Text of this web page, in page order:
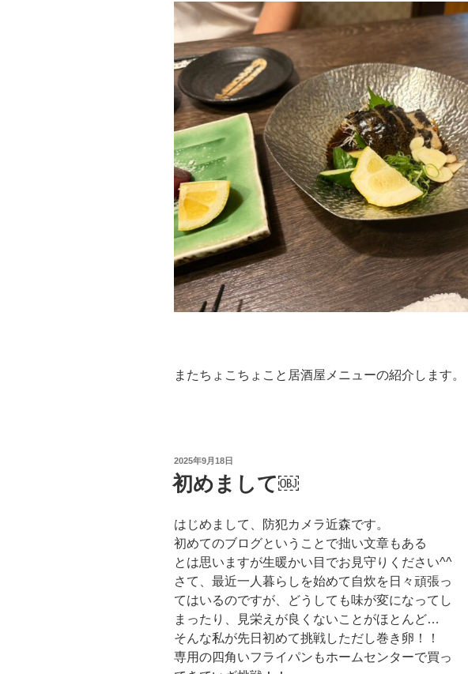
またちょこちょこと居酒屋メニューの紹介します。
投
稿
日:
2025年9月18日
初めまして￼
はじめまして、防犯カメラ近森です。
初めてのブログということで拙い文章もある
とは思いますが生暖かい目でお見守りください^^
さて、最近一人暮らしを始めて自炊を日々頑張っ
てはいるのですが、どうしても味が変になってし
まったり、見栄えが良くないことがほとんど…
そんな私が先日初めて挑戦しただし巻き卵！！
専用の四角いフライパンもホームセンターで買っ